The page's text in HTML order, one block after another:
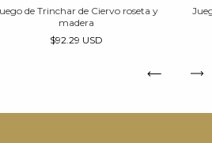
de Trinchar de Ciervo roseta y
madera
$92.29 USD